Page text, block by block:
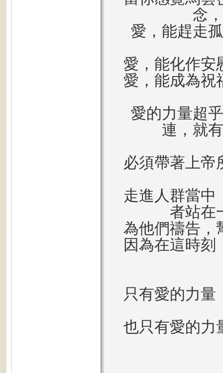
念
愛，能趕走
愛，能化作安
愛，能成為祝
愛的力量超
連，就
必須帶著上帝
走進人群當中
者站在
為他們禱告，
因為在這時
只有愛的力量
也只有愛的力